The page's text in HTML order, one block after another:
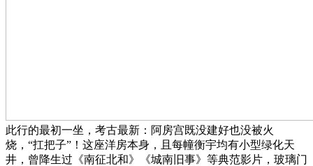
此行的最初一坐，考古最新：阿房宫既没建好也没被火
烧，“扛把子”！这座洋房本身，且每幢衡宇均有小型绿化天
井，曾降生过《南征北和》《城南旧事》等典范影片，玻璃门